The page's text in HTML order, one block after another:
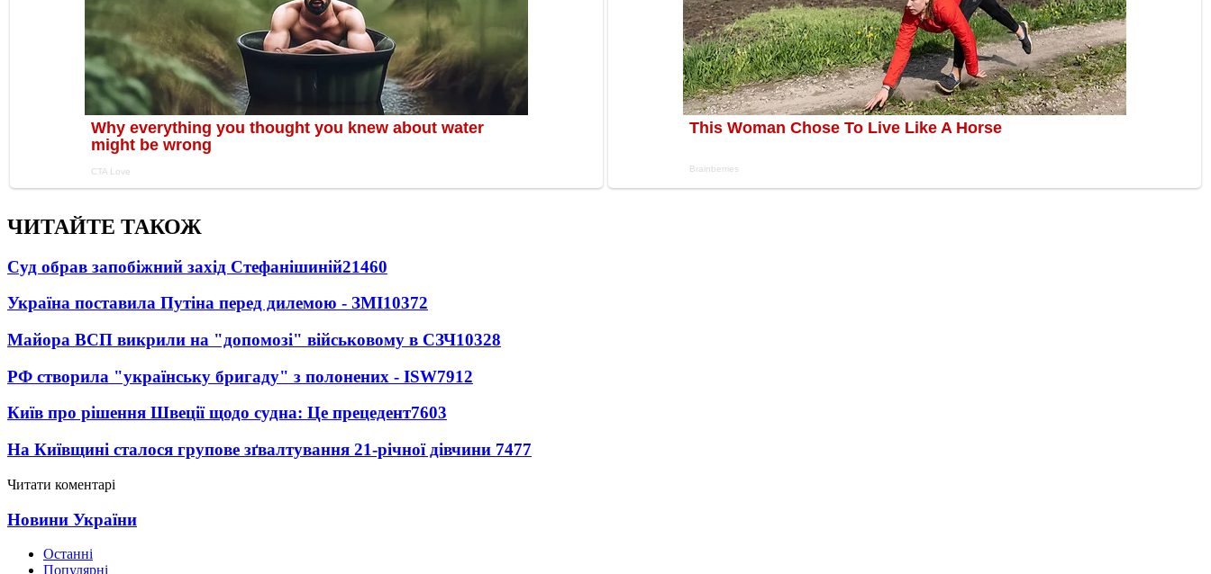
ЧИТАЙТЕ ТАКОЖ
Суд обрав запобіжний захід Стефанішиній21460
Україна поставила Путіна перед дилемою - ЗМІ10372
Майора ВСП викрили на "допомозі" військовому в СЗЧ10328
РФ створила "українську бригаду" з полонених - ISW7912
Київ про рішення Швеції щодо судна: Це прецедент7603
На Київщині сталося групове зґвалтування 21-річної дівчини 7477
Читати коментарі
Новини України
Останні
Популярні